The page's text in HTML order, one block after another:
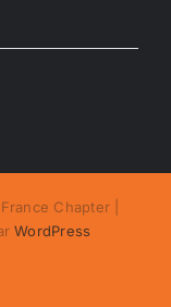
Chapter |
WordPress